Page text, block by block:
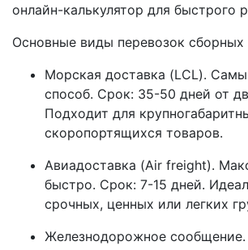
онлайн-калькулятор для быстрого
Основные виды перевозок сборных
Морская доставка (LCL).
способ. Срок: 35-50 дней от
Подходит для
скоропортящихся товаров.
Авиадоставка (Air freight).
быстро. Срок: 7-15 дней.
срочных, ценных или легких
Железнодорожное